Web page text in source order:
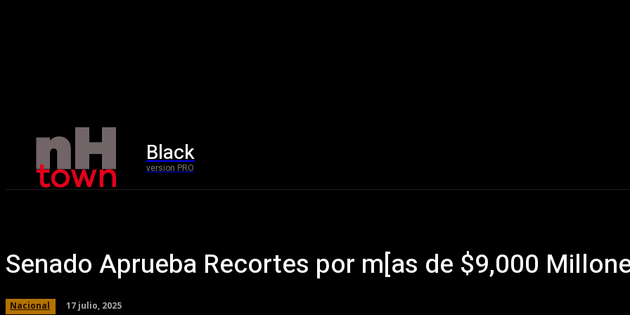
Black
version PRO
Senado Aprueba Recortes por m[as de $9,000
Nacional 17 julio, 2025